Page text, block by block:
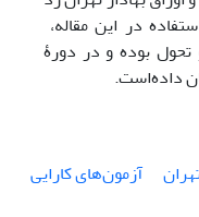
در این مقاله،
تحول بوده و در دورۀ
آزمون‌های کارایی